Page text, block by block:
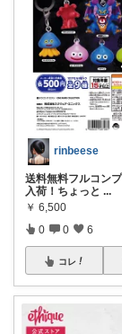
rinbeese
送料無料フルコン
入荷！ちょっと ...
￥ 6,500
0 0 6
コレ